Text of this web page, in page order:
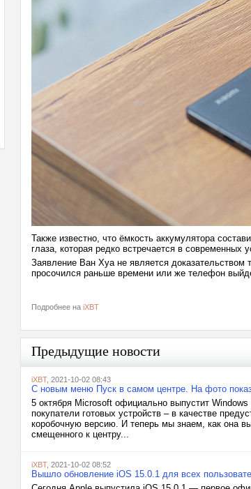
Также известно, что ёмкость аккумулятора
глаза, которая редко встречается в современных
Заявление Ван Хуа не является
просочился раньше времени или же телефон
Подробнее на iXBT
Предыдущие новости
iXBT, 2021-10-02 08:43
С новым меню Пуск в самом центре. На фото
5 октября Microsoft официально выпустит
покупатели готовых устройств – в качестве
коробочную версию. И теперь мы знаем, как она
смещенного к центру...
iXBT, 2021-10-02 08:52
Вышло обновление iOS 15.0.1 для всех